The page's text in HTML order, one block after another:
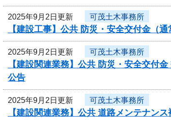
2025年9月2日更新 可茂土木事務所
【建設工事】公共 防災・安全交付金（
2025年9月2日更新 可茂土木事務所
【建設関連業務】公共 防災・安全交付
公告
2025年9月2日更新 可茂土木事務所
【建設関連業務】公共 道路メンテナン